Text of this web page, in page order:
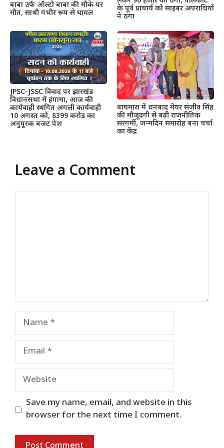
बाबा उर्फ ऑल्टो बाबा की मौके पर
मौत, साथी गंभीर रूप से घायल
के पूर्व प्राचार्य को साइबर अपराधियों
ने ठगा
JPSC-JSSC विवाद पर झारखंड
विधानसभा में हंगामा, आज की
कार्यवाही स्थगित अगली कार्यवाही
10 अगस्त को, 8399 करोड़ का
अनुपूरक बजट पेश
बाघमारा में धनबाद मेयर संजीव सिंह
की मौजूदगी से बढ़ी राजनीतिक
सरगर्मी, जन्मदिन समारोह बना चर्चा
का केंद्र
Leave a Comment
Name
Email
Website
Save my name, email, and website in this
browser for the next time I comment.